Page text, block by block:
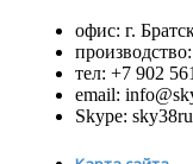
офис: г.
тел: +7 902
email:
Skype: sky38ru